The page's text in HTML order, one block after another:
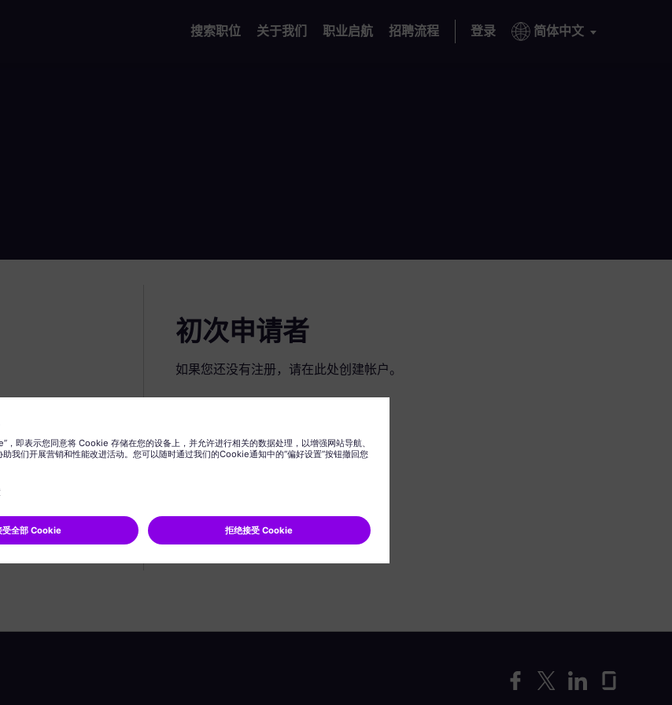
搜索职位 关于我们 职业启航 招聘流程 登录 简体中文
初次申请者
如果您还没有注册，请在此处创建帐户。